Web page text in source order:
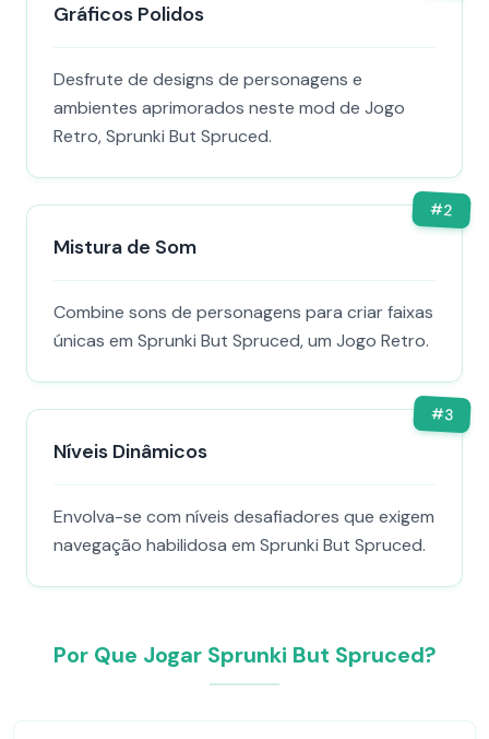
Gráficos Polidos
Desfrute de designs de personagens e
ambientes aprimorados neste mod de Jogo
Retro, Sprunki But Spruced.
#2
Mistura de Som
Combine sons de personagens para criar faixas
únicas em Sprunki But Spruced, um Jogo Retro.
#3
Níveis Dinâmicos
Envolva-se com níveis desafiadores que exigem
navegação habilidosa em Sprunki But Spruced.
Por Que Jogar Sprunki But Spruced?